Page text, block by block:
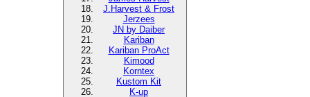
J.Harvest & Frost
Jerzees
JN by Daiber
Kariban
Kariban ProAct
Kimood
Korntex
Kustom Kit
K-up